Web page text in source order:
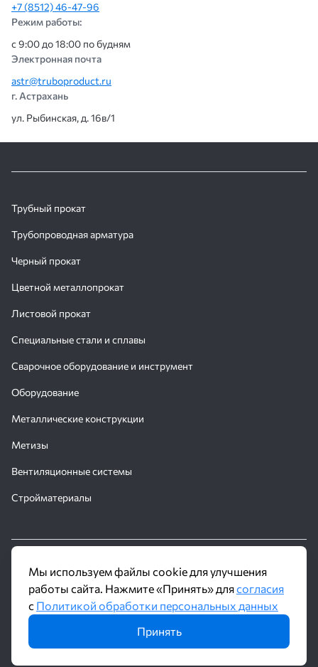
+7 (8512) 46-47-96
Режим работы:
с 9:00 до 18:00 по будням
Электронная почта
astr@truboproduct.ru
г. Астрахань
ул. Рыбинская, д. 16в/1
Трубный прокат
Трубопроводная арматура
Черный прокат
Цветной металлопрокат
Листовой прокат
Специальные стали и сплавы
Сварочное оборудование и инструмент
Оборудование
Металлические конструкции
Метизы
Вентиляционные системы
Стройматериалы
© 2016 - 2026 Производственное объединение «Трубное
Решение»
Политика обработки персональных данных
Информация на сайте не является публичной офертой и носит
ознакомительный характер. Наличие, описание и цены уточняйте у
Мы используем файлы cookie для улучшения
работы сайта. Нажмите «Принять» длясогласия
с Политикой обработки персональных данных
Принять